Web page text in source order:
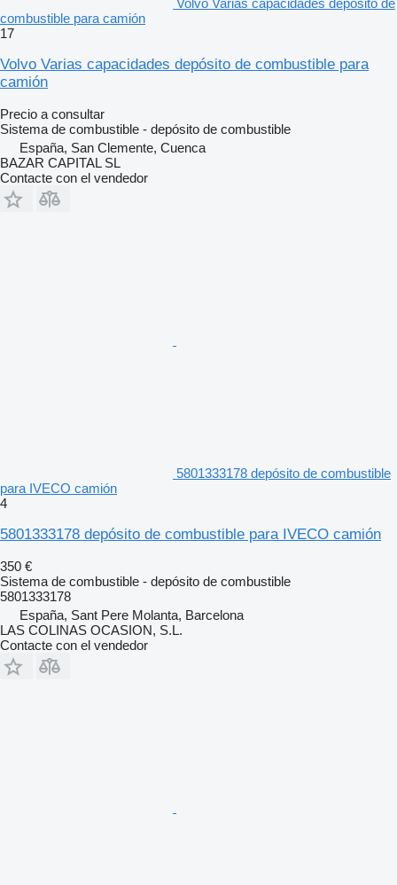
Volvo Varias capacidades depósito de
combustible para camión
17
Volvo Varias capacidades depósito de combustible para
camión
Precio a consultar
Sistema de combustible - depósito de combustible
España, San Clemente, Cuenca
BAZAR CAPITAL SL
Contacte con el vendedor
5801333178 depósito de combustible
para IVECO camión
4
5801333178 depósito de combustible para IVECO camión
350 €
Sistema de combustible - depósito de combustible
5801333178
España, Sant Pere Molanta, Barcelona
LAS COLINAS OCASION, S.L.
Contacte con el vendedor